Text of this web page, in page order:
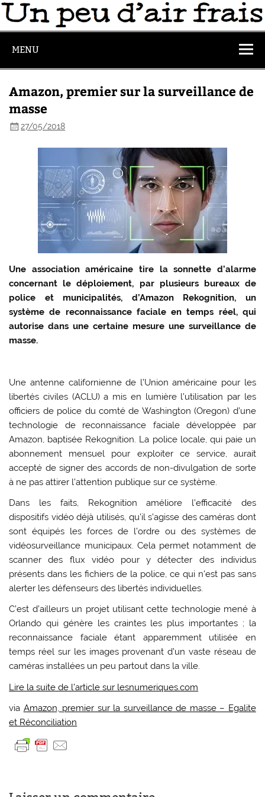
MENU
Amazon, premier sur la surveillance de
masse
27/05/2018
Une association américaine tire la sonnette d’alarme
concernant le déploiement, par plusieurs bureaux de
police et municipalités, d’Amazon Rekognition, un
système de reconnaissance faciale en temps réel, qui
autorise dans une certaine mesure une surveillance de
masse.
Une antenne californienne de l’Union américaine pour les
libertés civiles (ACLU) a mis en lumière l’utilisation par les
officiers de police du comté de Washington (Oregon) d’une
technologie de reconnaissance faciale développée par
Amazon, baptisée Rekognition. La police locale, qui paie un
abonnement mensuel pour exploiter ce service, aurait
accepté de signer des accords de non-divulgation de sorte
à ne pas attirer l’attention publique sur ce système.
Dans les faits, Rekognition améliore l’efficacité des
dispositifs vidéo déjà utilisés, qu’il s’agisse des caméras dont
sont équipés les forces de l’ordre ou des systèmes de
vidéosurveillance municipaux. Cela permet notamment de
scanner des flux vidéo pour y détecter des individus
présents dans les fichiers de la police, ce qui n’est pas sans
alerter les défenseurs des libertés individuelles.
C’est d’ailleurs un projet utilisant cette technologie mené à
Orlando qui génère les craintes les plus importantes ; la
reconnaissance faciale étant apparemment utilisée en
temps réel sur les images provenant d’un vaste réseau de
caméras installées un peu partout dans la ville.
Lire la suite de l’article sur lesnumeriques.com
via Amazon, premier sur la surveillance de masse – Egalite
et Réconciliation